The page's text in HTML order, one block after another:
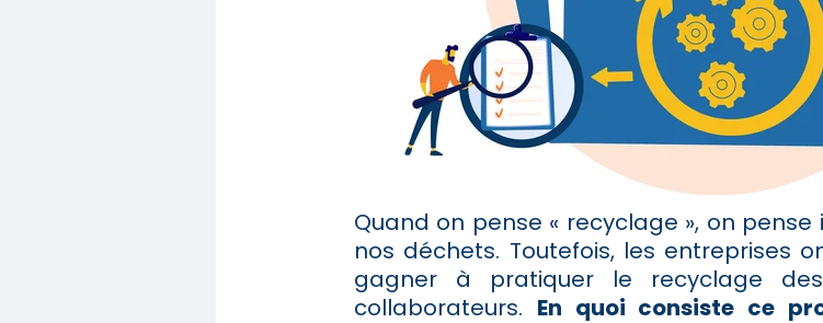
Quand on pense « recyclage », on
nos déchets. Toutefois, les entreprises
gagner à pratiquer le recyclage
collaborateurs. En quoi consiste ce